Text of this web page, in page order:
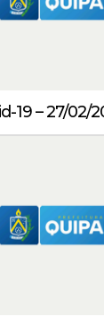
19 – 27/02/